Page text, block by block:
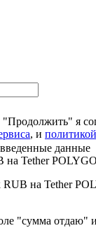
я
, и
данные
на Tether
RUB на Tether
"сумма отдаю"